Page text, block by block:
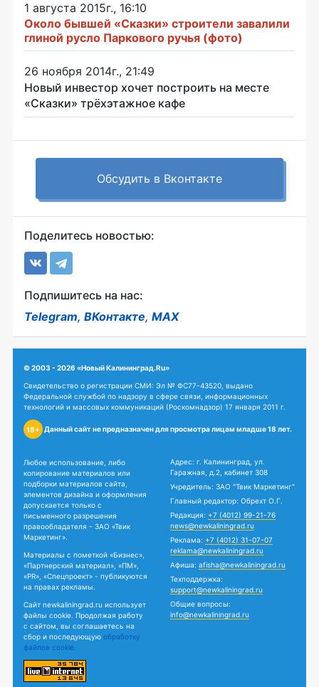
1 августа 2015г., 16:10
Около бывшей «Сказки» строители завалили
глиной русло Паркового ручья (фото)
26 ноября 2014г., 21:49
Новый инвестор хочет построить на месте
«Сказки» трёхэтажное кафе
Обсудить в Вконтакте
Поделитесь новостью:
Подпишитесь на нас:
Telegram, ВКонтакте, MAX
© 2003 - 2026 «Новый Калининград.Ru»
Свидетельство о регистрации СМИ: Эл № ФС77-43520, выдано
Федеральной службой по надзору в сфере связи, информационных
технологий и массовых коммуникаций (Роскомнадзор) 17 января 2011 г.
18+ Данный сайт не предназначен для просмотра лицам младше 18 лет.
Любое использование, либо
копирование материалов или
подборки материалов сайта,
элементов дизайна и оформления
допускается только с
письменного разрешения
правообладателя - ЗАО «Твик
Маркетинг».
Материалы с пометкой «Бизнес»,
«Партнерский материал», «ПМ»,
«PR», «Спецпроект» - публикуются
на правах рекламы.
Сайт newkaliningrad.ru использует
файлы cookie. Продолжая работу
с сайтом, вы соглашаетесь на
сбор и последующую обработку
файлов cookie.
Адрес: г. Калининград, ул.
Гаражная, д.2, кабинет 308
Учредитель: ЗАО "Твик Маркетинг"
Главный редактор: Обрехт О.Г.
Редакция: +7 (4012) 99-21-76
news@newkaliningrad.ru
Реклама: +7 (4012) 31-07-07
reklama@newkaliningrad.ru
Афиша: afisha@newkaliningrad.ru
Техподдержка:
support@newkaliningrad.ru
Общие вопросы:
info@newkaliningrad.ru